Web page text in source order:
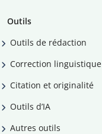
Outils
Outils de rédaction
Correction linguistique
Citation et originalité
Outils d’IA
Autres outils